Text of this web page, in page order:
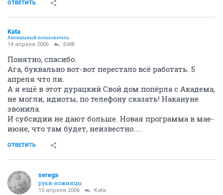
ОТВЕТИТЬ
Kata
Анонимный пользователь
14 апреля 2006 БИВ
Понятно, спасибо.
Ага, буквально вот-вот перестало всё работать. 5
апреля что ли.
А я ещё в этот дурацкий Свой дом попёрла с Академа,
не могли, идиоты, по телефону сказать! Накануне
звонила.
И субсидии не дают больше. Новая программа в мае-
июне, что там будет, неизвестно....
ОТВЕТИТЬ
serega
руки-ножницы
15 апреля 2006 Kata